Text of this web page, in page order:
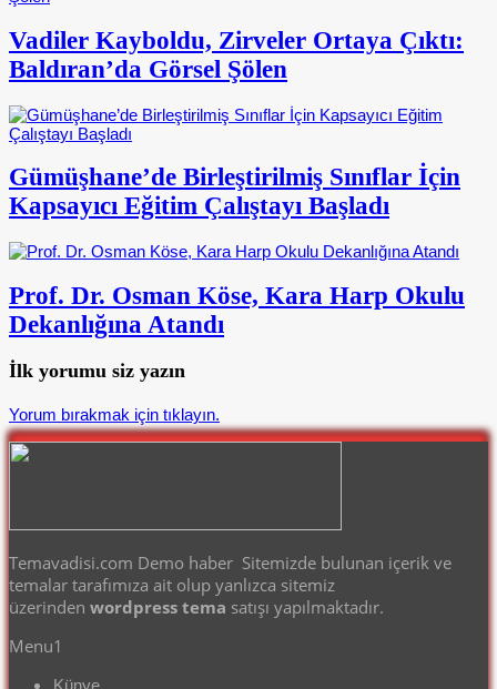
Vadiler Kayboldu, Zirveler Ortaya Çıktı:
Baldıran’da Görsel Şölen
Gümüşhane’de Birleştirilmiş Sınıflar İçin
Kapsayıcı Eğitim Çalıştayı Başladı
Prof. Dr. Osman Köse, Kara Harp Okulu
Dekanlığına Atandı
İlk yorumu siz yazın
Yorum bırakmak için tıklayın.
Temavadisi.com Demo haber Sitemizde bulunan içerik ve
temalar tarafımıza ait olup yanlızca sitemiz
üzerinden wordpress tema satışı yapılmaktadır.
Menu1
Künye